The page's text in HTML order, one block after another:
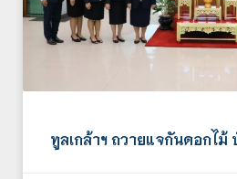
ทูลเกล้าฯ ถวายแจกันดอกไ